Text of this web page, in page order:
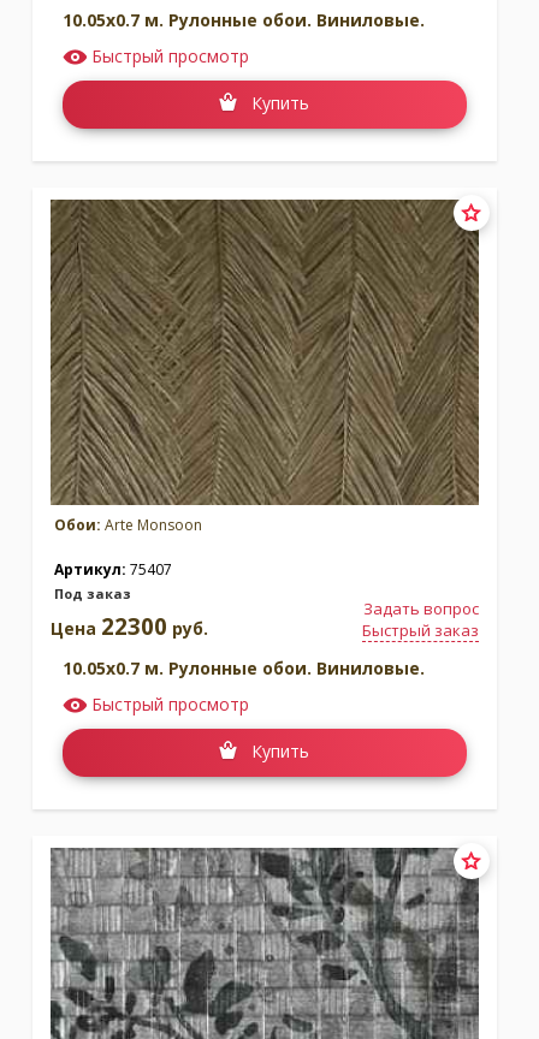
10.05x0.7 м. Рулонные обои. Виниловые.
Быстрый просмотр
Купить
Обои: Arte Monsoon
Артикул: 75407
Под заказ
Задать вопрос
Быстрый заказ
Цена 22300 руб.
10.05x0.7 м. Рулонные обои. Виниловые.
Быстрый просмотр
Купить